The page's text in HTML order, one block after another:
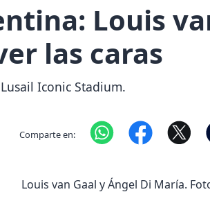
Louis
las caras
Iconic Stadium.
Comparte en:
Louis van Gaal y Ángel Di María.